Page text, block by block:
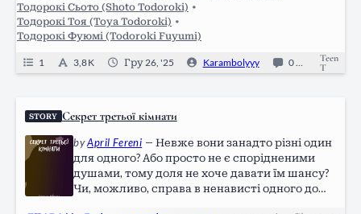
Тодорокі Сьото (Shoto Todoroki) •
Тодорокі Тоя (Toya Todoroki) •
Тодорокі Фуюмі (Todoroki Fuyumi)
1 3,8 K Гру 26, '25 Karambolyyy 0
Teen
T
STORY Секрет третьої кімнати
byApril Fereni — Невже вони занадто різні один
для одного? Або просто не є спорідненими
душами, тому доля не хоче давати їм шансу?
Чи, можливо, справа в ненависті одного до